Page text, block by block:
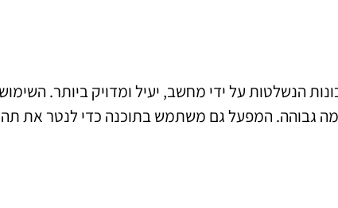
הנשלטות על ידי מחשב, יעיל ומדויק ביותר.
גבוהה. המפעל גם משתמש בתוכנה כדי לנטר את